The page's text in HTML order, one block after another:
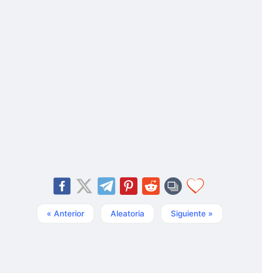
« Anterior Aleatoria Siguiente »